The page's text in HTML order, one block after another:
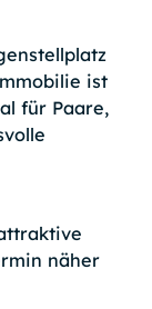
ist
für Paare,
näher